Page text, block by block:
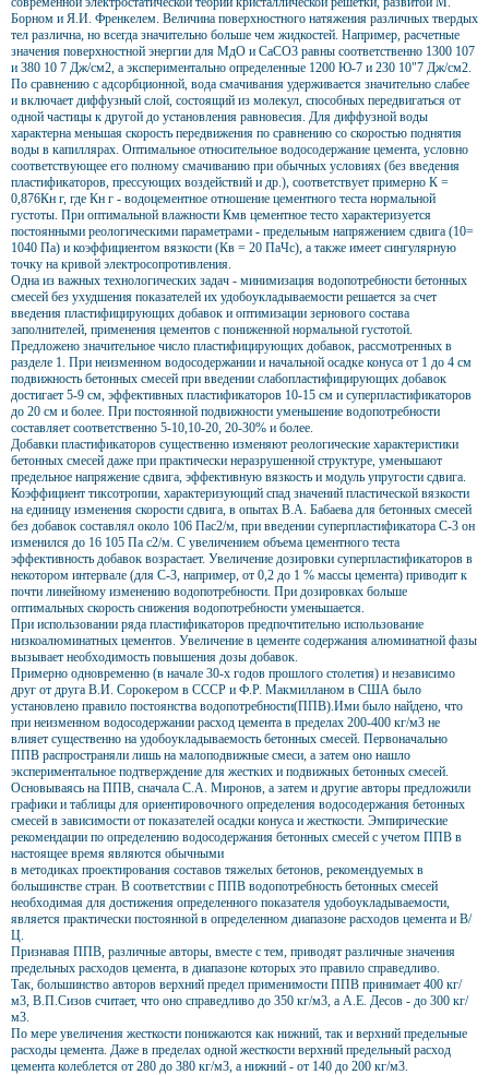
Борном и Я.И. Френкелем. Величина поверхностного натяжения различных твердых
тел различна, но всегда значительно больше чем жидкостей. Например, расчетные
значения поверхностной энергии для МдО и СаСО3 равны соответственно 1300 107
и 380 10 7 Дж/см2, а экспериментально определенные 1200 Ю-7 и 230 10"7 Дж/см2.
По сравнению с адсорбционной, вода смачивания удерживается значительно слабее
и включает диффузный слой, состоящий из молекул, способных передвигаться от
одной частицы к другой до установления равновесия. Для диффузной воды
характерна меньшая скорость передвижения по сравнению со скоростью поднятия
воды в капиллярах. Оптимальное относительное водосодержание цемента, условно
соответствующее его полному смачиванию при обычных условиях (без введения
пластификаторов, прессующих воздействий и др.), соответствует примерно К =
0,876Кн г, где Кн г - водоцементное отношение цементного теста нормальной
густоты. При оптимальной влажности Кмв цементное тесто характеризуется
постоянными реологическими параметрами - предельным напряжением сдвига (10=
1040 Па) и коэффициентом вязкости (Кв = 20 ПаЧс), а также имеет сингулярную
точку на кривой электросопротивления.
Одна из важных технологических задач - минимизация водопотребности бетонных
смесей без ухудшения показателей их удобоукладываемости решается за счет
введения пластифицирующих добавок и оптимизации зернового состава
заполнителей, применения цементов с пониженной нормальной густотой.
Предложено значительное число пластифицирующих добавок, рассмотренных в
разделе 1. При неизменном водосодержании и начальной осадке конуса от 1 до 4 см
подвижность бетонных смесей при введении слабопластифицирующих добавок
достигает 5-9 см, эффективных пластификаторов 10-15 см и суперпластификаторов
до 20 см и более. При постоянной подвижности уменьшение водопотребности
составляет соответственно 5-10,10-20, 20-30% и более.
Добавки пластификаторов существенно изменяют реологические характеристики
бетонных смесей даже при практически неразрушенной структуре, уменьшают
предельное напряжение сдвига, эффективную вязкость и модуль упругости сдвига.
Коэффициент тиксотропии, характеризующий спад значений пластической вязкости
на единицу изменения скорости сдвига, в опытах В.А. Бабаева для бетонных смесей
без добавок составлял около 106 Пас2/м, при введении суперпластификатора С-3 он
изменился до 16 105 Па с2/м. С увеличением объема цементного теста
эффективность добавок возрастает. Увеличение дозировки суперпластификаторов в
некотором интервале (для С-3, например, от 0,2 до 1 % массы цемента) приводит к
почти линейному изменению водопотребности. При дозировках больше
оптимальных скорость снижения водопотребности уменьшается.
При использовании ряда пластификаторов предпочтительно использование
низкоалюминатных цементов. Увеличение в цементе содержания алюминатной фазы
вызывает необходимость повышения дозы добавок.
Примерно одновременно (в начале 30-х годов прошлого столетия) и независимо
друг от друга В.И. Сорокером в СССР и Ф.Р. Макмилланом в США было
установлено правило постоянства водопотребности(ППВ).Ими было найдено, что
при неизменном водосодержании расход цемента в пределах 200-400 кг/м3 не
влияет существенно на удобоукладываемость бетонных смесей. Первоначально
ППВ распространяли лишь на малоподвижные смеси, а затем оно нашло
экспериментальное подтверждение для жестких и подвижных бетонных смесей.
Основываясь на ППВ, сначала С.А. Миронов, а затем и другие авторы предложили
графики и таблицы для ориентировочного определения водосодержания бетонных
смесей в зависимости от показателей осадки конуса и жесткости. Эмпирические
рекомендации по определению водосодержания бетонных смесей с учетом ППВ в
настоящее время являются обычными
в методиках проектирования составов тяжелых бетонов, рекомендуемых в
большинстве стран. В соответствии с ППВ водопотребность бетонных смесей
необходимая для достижения определенного показателя удобоукладываемости,
является практически постоянной в определенном диапазоне расходов цемента и В/
Ц.
Признавая ППВ, различные авторы, вместе с тем, приводят различные значения
предельных расходов цемента, в диапазоне которых это правило справедливо.
Так, большинство авторов верхний предел применимости ППВ принимает 400 кг/
м3, В.П.Сизов считает, что оно справедливо до 350 кг/м3, а А.Е. Десов - до 300 кг/
м3.
По мере увеличения жесткости понижаются как нижний, так и верхний предельные
расходы цемента. Даже в пределах одной жесткости верхний предельный расход
цемента колеблется от 280 до 380 кг/м3, а нижний - от 140 до 200 кг/м3.